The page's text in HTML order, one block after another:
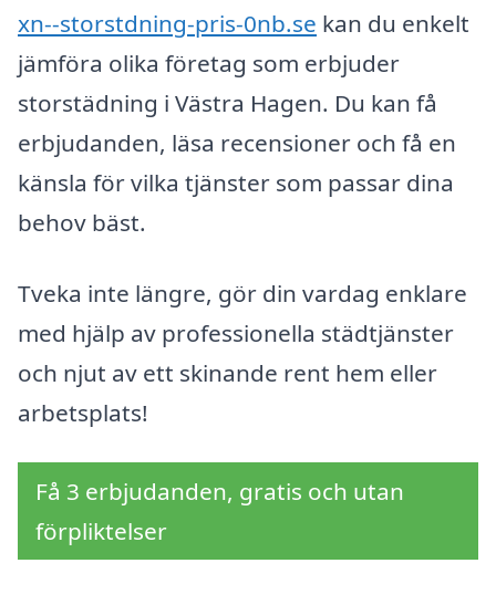
xn--storstdning-pris-0nb.se kan du enkelt
jämföra olika företag som erbjuder
storstädning i Västra Hagen. Du kan få
erbjudanden, läsa recensioner och få en
känsla för vilka tjänster som passar dina
behov bäst.
Tveka inte längre, gör din vardag enklare
med hjälp av professionella städtjänster
och njut av ett skinande rent hem eller
arbetsplats!
Få 3 erbjudanden, gratis och utan
förpliktelser